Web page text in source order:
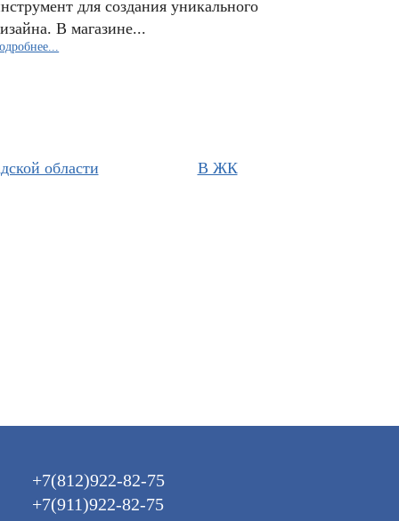
для создания уникального
В магазине...
области В ЖК
+7(812)922-82-75
+7(911)922-82-75